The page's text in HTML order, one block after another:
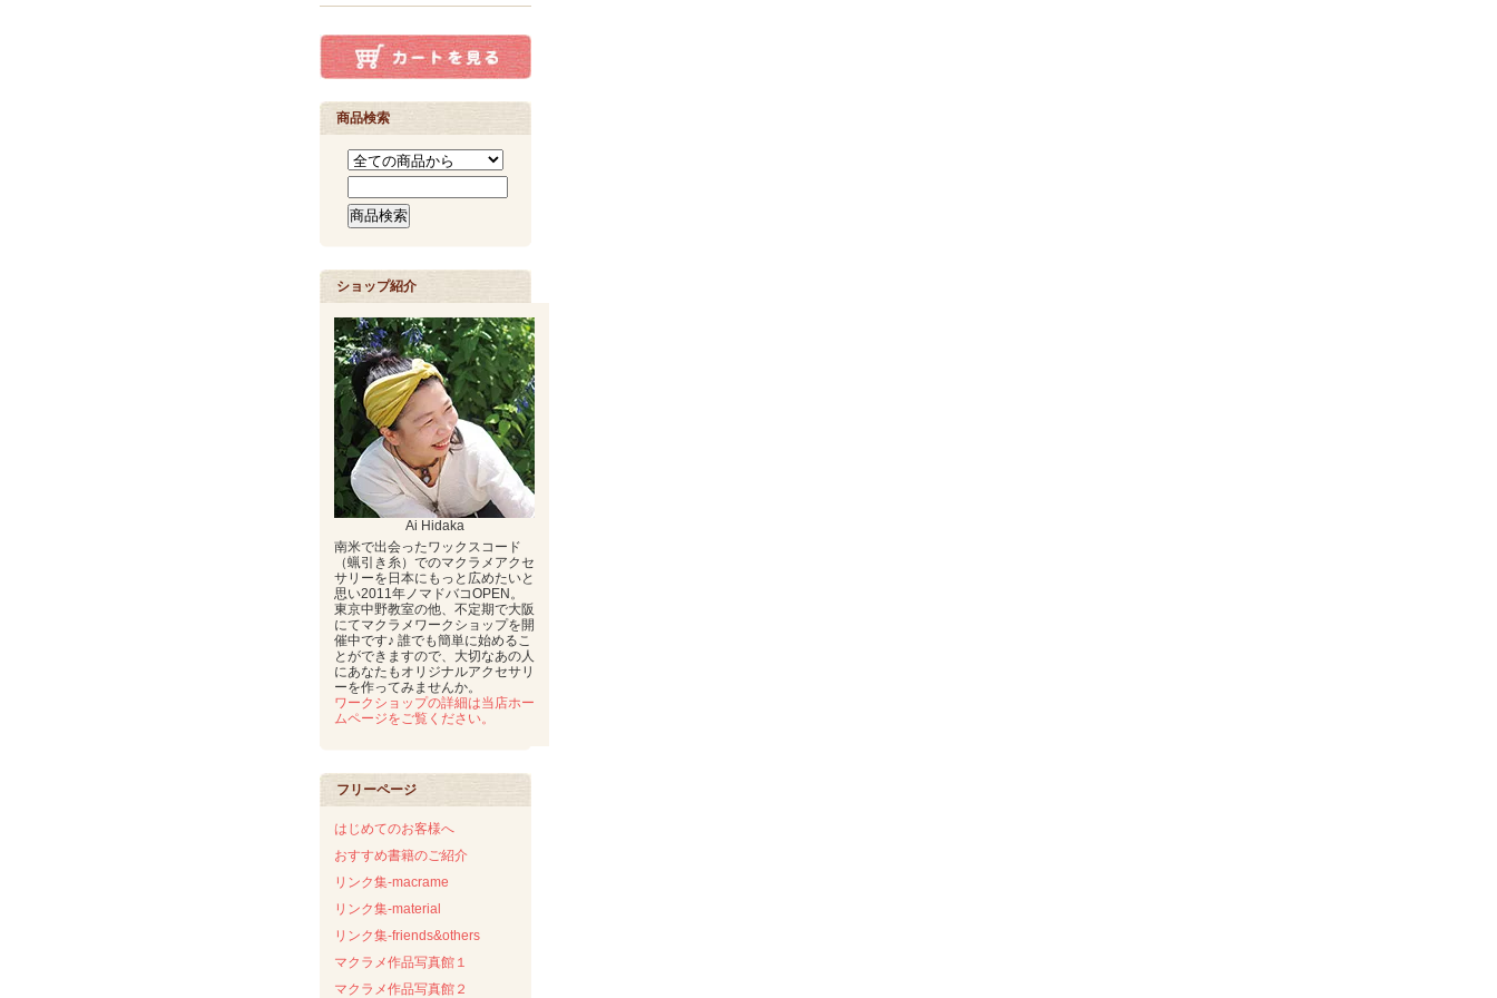
商品検索
ショップ紹介
Ai Hidaka
南米で出会ったワックスコード
（蝋引き糸）でのマクラメアクセ
サリーを日本にもっと広めたいと
思い2011年ノマドバコOPEN。
東京中野教室の他、不定期で大阪
にてマクラメワークショップを開
催中です♪ 誰でも簡単に始めるこ
とができますので、大切なあの人
にあなたもオリジナルアクセサリ
ーを作ってみませんか。
ワークショップの詳細は当店ホー
ムページをご覧ください。
フリーページ
はじめてのお客様へ
おすすめ書籍のご紹介
リンク集-macrame
リンク集-material
リンク集-friends&others
マクラメ作品写真館１
マクラメ作品写真館２